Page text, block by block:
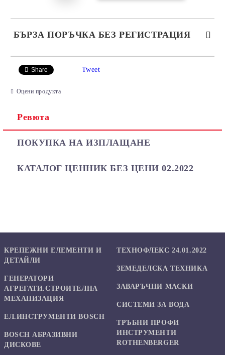
БЪРЗА ПОРЪЧКА БЕЗ РЕГИСТРАЦИЯ
Ние ще се свържем с вас в рамките на работния ден.
Share Tweet
Оцени продукта
Ревюта
ПОКУПКА НА ИЗПЛАЩАНЕ
КАТАЛОГ ЦЕННИК БЕЗ ЦЕНИ 02.2022
КРЕПЕЖНИ ЕЛЕМЕНТИ И
ДЕТАЙЛИ
ГЕНЕРАТОРИ
АГРЕГАТИ.СТРОИТЕЛНА
МЕХАНИЗАЦИЯ
ЕЛ.ИНСТРУМЕНТИ BOSCH
BOSCH АБРАЗИВНИ
ДИСКОВЕ
ТЕХНОФЛЕКС 24.01.2022
ЗЕМЕДЕЛСКА ТЕХНИКА
ЗАВАРЪЧНИ МАСКИ
СИСТЕМИ ЗА ВОДА
ТРЪБНИ ПРОФИ
ИНСТРУМЕНТИ
ROTHENBERGER